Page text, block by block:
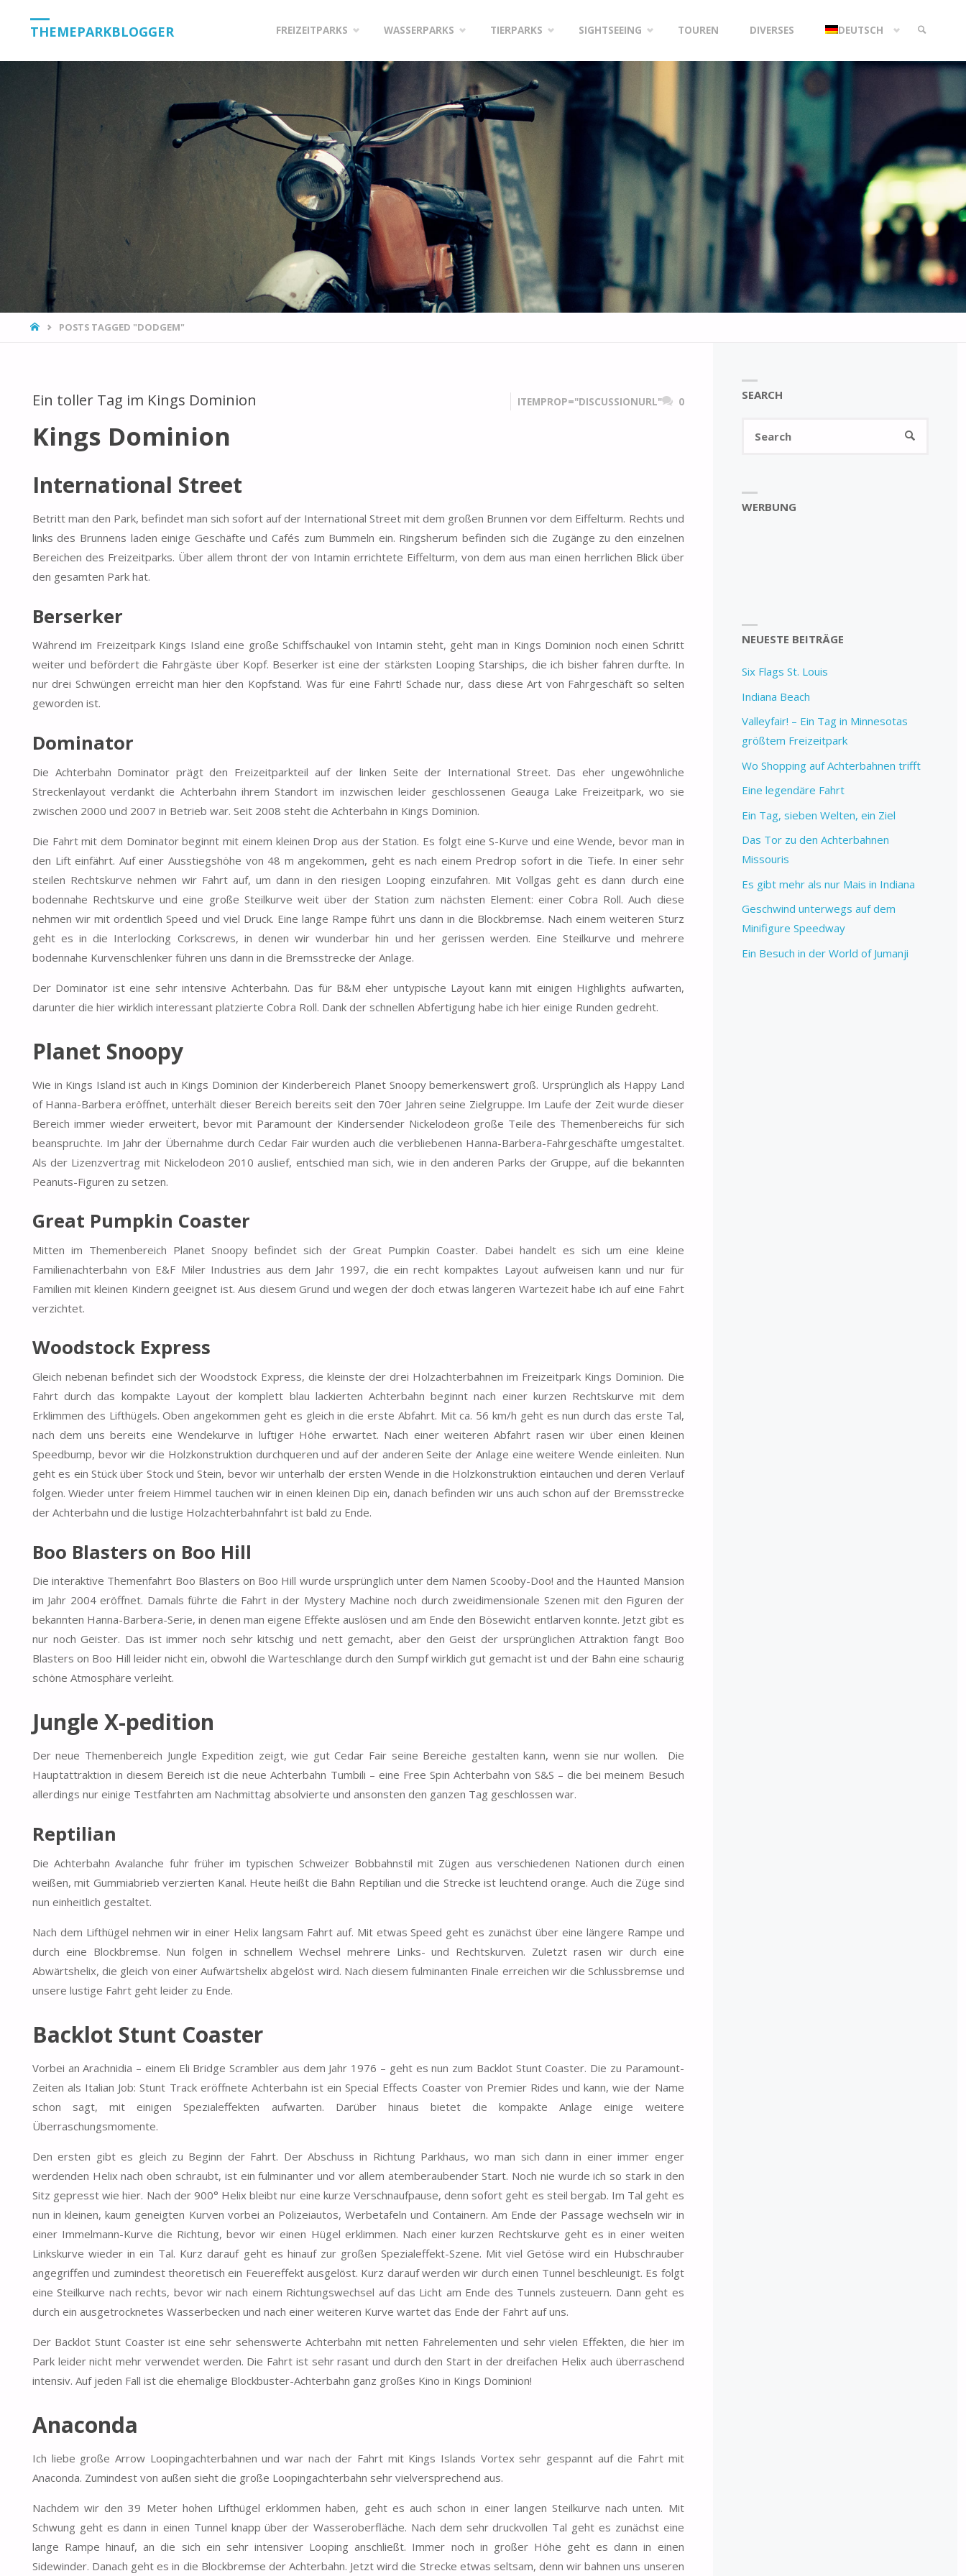
THEMEPARKBLOGGER
content
FREIZEITPARKS WASSERPARKS TIERPARKS SIGHTSEEING TOUREN DIVERSES DEUTSCH
HOMEPOSTS TAGGED "DODGEM"
Ein toller Tag im Kings Dominion ITEMPROP="DISCUSSIONURL" 0
Kings Dominion
International Street
Betritt man den Park, befindet man sich sofort auf der International Street mit dem großen Brunnen vor dem Eiffelturm. Rechts und
links des Brunnens laden einige Geschäfte und Cafés zum Bummeln ein. Ringsherum befinden sich die Zugänge zu den einzelnen
Bereichen des Freizeitparks. Über allem thront der von Intamin errichtete Eiffelturm, von dem aus man einen herrlichen Blick über
den gesamten Park hat.
Berserker
Während im Freizeitpark Kings Island eine große Schiffschaukel von Intamin steht, geht man in Kings Dominion noch einen Schritt
weiter und befördert die Fahrgäste über Kopf. Beserker ist eine der stärksten Looping Starships, die ich bisher fahren durfte. In
nur drei Schwüngen erreicht man hier den Kopfstand. Was für eine Fahrt! Schade nur, dass diese Art von Fahrgeschäft so selten
geworden ist.
Dominator
Die Achterbahn Dominator prägt den Freizeitparkteil auf der linken Seite der International Street. Das eher ungewöhnliche
Streckenlayout verdankt die Achterbahn ihrem Standort im inzwischen leider geschlossenen Geauga Lake Freizeitpark, wo sie
zwischen 2000 und 2007 in Betrieb war. Seit 2008 steht die Achterbahn in Kings Dominion.
Die Fahrt mit dem Dominator beginnt mit einem kleinen Drop aus der Station. Es folgt eine S-Kurve und eine Wende, bevor man in
den Lift einfährt. Auf einer Ausstiegshöhe von 48 m angekommen, geht es nach einem Predrop sofort in die Tiefe. In einer sehr
steilen Rechtskurve nehmen wir Fahrt auf, um dann in den riesigen Looping einzufahren. Mit Vollgas geht es dann durch eine
bodennahe Rechtskurve und eine große Steilkurve weit über der Station zum nächsten Element: einer Cobra Roll. Auch diese
nehmen wir mit ordentlich Speed und viel Druck. Eine lange Rampe führt uns dann in die Blockbremse. Nach einem weiteren Sturz
geht es in die Interlocking Corkscrews, in denen wir wunderbar hin und her gerissen werden. Eine Steilkurve und mehrere
bodennahe Kurvenschlenker führen uns dann in die Bremsstrecke der Anlage.
Der Dominator ist eine sehr intensive Achterbahn. Das für B&M eher untypische Layout kann mit einigen Highlights aufwarten,
darunter die hier wirklich interessant platzierte Cobra Roll. Dank der schnellen Abfertigung habe ich hier einige Runden gedreht.
Planet Snoopy
Wie in Kings Island ist auch in Kings Dominion der Kinderbereich Planet Snoopy bemerkenswert groß. Ursprünglich als Happy Land
of Hanna-Barbera eröffnet, unterhält dieser Bereich bereits seit den 70er Jahren seine Zielgruppe. Im Laufe der Zeit wurde dieser
Bereich immer wieder erweitert, bevor mit Paramount der Kindersender Nickelodeon große Teile des Themenbereichs für sich
beanspruchte. Im Jahr der Übernahme durch Cedar Fair wurden auch die verbliebenen Hanna-Barbera-Fahrgeschäfte umgestaltet.
Als der Lizenzvertrag mit Nickelodeon 2010 auslief, entschied man sich, wie in den anderen Parks der Gruppe, auf die bekannten
Peanuts-Figuren zu setzen.
Great Pumpkin Coaster
Mitten im Themenbereich Planet Snoopy befindet sich der Great Pumpkin Coaster. Dabei handelt es sich um eine kleine
Familienachterbahn von E&F Miler Industries aus dem Jahr 1997, die ein recht kompaktes Layout aufweisen kann und nur für
Familien mit kleinen Kindern geeignet ist. Aus diesem Grund und wegen der doch etwas längeren Wartezeit habe ich auf eine Fahrt
verzichtet.
Woodstock Express
Gleich nebenan befindet sich der Woodstock Express, die kleinste der drei Holzachterbahnen im Freizeitpark Kings Dominion. Die
Fahrt durch das kompakte Layout der komplett blau lackierten Achterbahn beginnt nach einer kurzen Rechtskurve mit dem
Erklimmen des Lifthügels. Oben angekommen geht es gleich in die erste Abfahrt. Mit ca. 56 km/h geht es nun durch das erste Tal,
nach dem uns bereits eine Wendekurve in luftiger Höhe erwartet. Nach einer weiteren Abfahrt rasen wir über einen kleinen
Speedbump, bevor wir die Holzkonstruktion durchqueren und auf der anderen Seite der Anlage eine weitere Wende einleiten. Nun
geht es ein Stück über Stock und Stein, bevor wir unterhalb der ersten Wende in die Holzkonstruktion eintauchen und deren Verlauf
folgen. Wieder unter freiem Himmel tauchen wir in einen kleinen Dip ein, danach befinden wir uns auch schon auf der Bremsstrecke
der Achterbahn und die lustige Holzachterbahnfahrt ist bald zu Ende.
Boo Blasters on Boo Hill
Die interaktive Themenfahrt Boo Blasters on Boo Hill wurde ursprünglich unter dem Namen Scooby-Doo! and the Haunted Mansion
im Jahr 2004 eröffnet. Damals führte die Fahrt in der Mystery Machine noch durch zweidimensionale Szenen mit den Figuren der
bekannten Hanna-Barbera-Serie, in denen man eigene Effekte auslösen und am Ende den Bösewicht entlarven konnte. Jetzt gibt es
nur noch Geister. Das ist immer noch sehr kitschig und nett gemacht, aber den Geist der ursprünglichen Attraktion fängt Boo
Blasters on Boo Hill leider nicht ein, obwohl die Warteschlange durch den Sumpf wirklich gut gemacht ist und der Bahn eine schaurig
schöne Atmosphäre verleiht.
Jungle X-pedition
Der neue Themenbereich Jungle Expedition zeigt, wie gut Cedar Fair seine Bereiche gestalten kann, wenn sie nur wollen. Die
Hauptattraktion in diesem Bereich ist die neue Achterbahn Tumbili – eine Free Spin Achterbahn von S&S – die bei meinem Besuch
allerdings nur einige Testfahrten am Nachmittag absolvierte und ansonsten den ganzen Tag geschlossen war.
Reptilian
Die Achterbahn Avalanche fuhr früher im typischen Schweizer Bobbahnstil mit Zügen aus verschiedenen Nationen durch einen
weißen, mit Gummiabrieb verzierten Kanal. Heute heißt die Bahn Reptilian und die Strecke ist leuchtend orange. Auch die Züge sind
nun einheitlich gestaltet.
Nach dem Lifthügel nehmen wir in einer Helix langsam Fahrt auf. Mit etwas Speed geht es zunächst über eine längere Rampe und
durch eine Blockbremse. Nun folgen in schnellem Wechsel mehrere Links- und Rechtskurven. Zuletzt rasen wir durch eine
Abwärtshelix, die gleich von einer Aufwärtshelix abgelöst wird. Nach diesem fulminanten Finale erreichen wir die Schlussbremse und
unsere lustige Fahrt geht leider zu Ende.
Backlot Stunt Coaster
Vorbei an Arachnidia – einem Eli Bridge Scrambler aus dem Jahr 1976 – geht es nun zum Backlot Stunt Coaster. Die zu Paramount-
Zeiten als Italian Job: Stunt Track eröffnete Achterbahn ist ein Special Effects Coaster von Premier Rides und kann, wie der Name
schon sagt, mit einigen Spezialeffekten aufwarten. Darüber hinaus bietet die kompakte Anlage einige weitere
Überraschungsmomente.
Den ersten gibt es gleich zu Beginn der Fahrt. Der Abschuss in Richtung Parkhaus, wo man sich dann in einer immer enger
werdenden Helix nach oben schraubt, ist ein fulminanter und vor allem atemberaubender Start. Noch nie wurde ich so stark in den
Sitz gepresst wie hier. Nach der 900° Helix bleibt nur eine kurze Verschnaufpause, denn sofort geht es steil bergab. Im Tal geht es
nun in kleinen, kaum geneigten Kurven vorbei an Polizeiautos, Werbetafeln und Containern. Am Ende der Passage wechseln wir in
einer Immelmann-Kurve die Richtung, bevor wir einen Hügel erklimmen. Nach einer kurzen Rechtskurve geht es in einer weiten
Linkskurve wieder in ein Tal. Kurz darauf geht es hinauf zur großen Spezialeffekt-Szene. Mit viel Getöse wird ein Hubschrauber
angegriffen und zumindest theoretisch ein Feuereffekt ausgelöst. Kurz darauf werden wir durch einen Tunnel beschleunigt. Es folgt
eine Steilkurve nach rechts, bevor wir nach einem Richtungswechsel auf das Licht am Ende des Tunnels zusteuern. Dann geht es
durch ein ausgetrocknetes Wasserbecken und nach einer weiteren Kurve wartet das Ende der Fahrt auf uns.
Der Backlot Stunt Coaster ist eine sehr sehenswerte Achterbahn mit netten Fahrelementen und sehr vielen Effekten, die hier im
Park leider nicht mehr verwendet werden. Die Fahrt ist sehr rasant und durch den Start in der dreifachen Helix auch überraschend
intensiv. Auf jeden Fall ist die ehemalige Blockbuster-Achterbahn ganz großes Kino in Kings Dominion!
Anaconda
Ich liebe große Arrow Loopingachterbahnen und war nach der Fahrt mit Kings Islands Vortex sehr gespannt auf die Fahrt mit
Anaconda. Zumindest von außen sieht die große Loopingachterbahn sehr vielversprechend aus.
Nachdem wir den 39 Meter hohen Lifthügel erklommen haben, geht es auch schon in einer langen Steilkurve nach unten. Mit
Schwung geht es dann in einen Tunnel knapp über der Wasseroberfläche. Nach dem sehr druckvollen Tal geht es zunächst eine
lange Rampe hinauf, an die sich ein sehr intensiver Looping anschließt. Immer noch in großer Höhe geht es dann in einen
Sidewinder. Danach geht es in die Blockbremse der Achterbahn. Jetzt wird die Strecke etwas seltsam, denn wir bahnen uns unseren
SEARCH
SEARCH
WERBUNG
NEUESTE BEITRÄGE
Six Flags St. Louis
Indiana Beach
Valleyfair! – Ein Tag in Minnesotas
größtem Freizeitpark
Wo Shopping auf Achterbahnen trifft
Eine legendäre Fahrt
Ein Tag, sieben Welten, ein Ziel
Das Tor zu den Achterbahnen
Missouris
Es gibt mehr als nur Mais in Indiana
Geschwind unterwegs auf dem
Minifigure Speedway
Ein Besuch in der World of Jumanji